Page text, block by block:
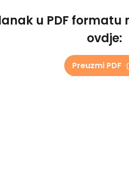
u PDF formatu
ovdje:
Preuzmi PDF